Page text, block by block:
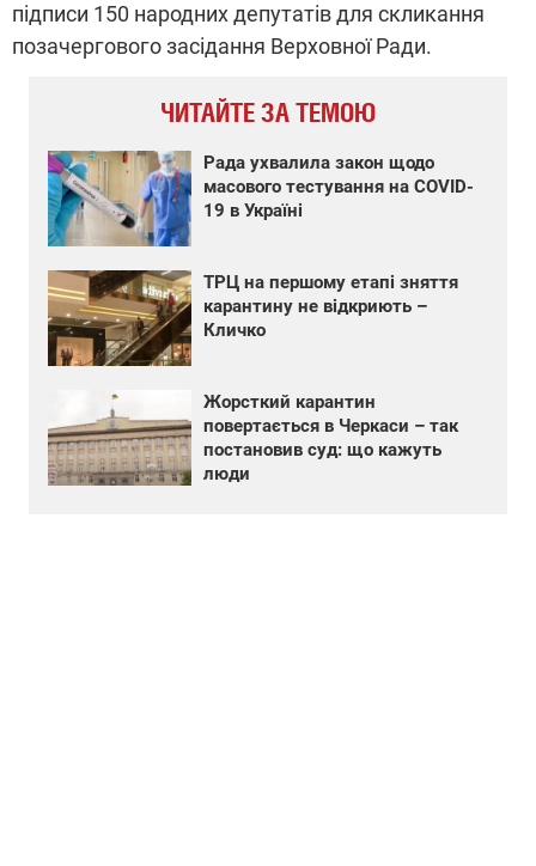
підписи 150 народних депутатів для скликання
позачергового засідання Верховної Ради.
ЧИТАЙТЕ ЗА ТЕМОЮ
Рада ухвалила закон щодо
масового тестування на COVID-
19 в Україні
ТРЦ на першому етапі зняття
карантину не відкриють –
Кличко
Жорсткий карантин
повертається в Черкаси – так
постановив суд: що кажуть
люди